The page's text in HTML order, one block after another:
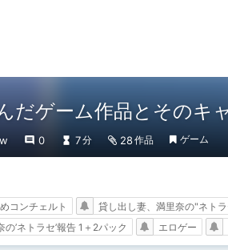
だゲーム作品とそのキ
0 7分 28作品 ゲーム
コンチェルト
貸し出し妻、満里奈の"ネト
’ネトラセ’報告 1＋2パック エロゲー